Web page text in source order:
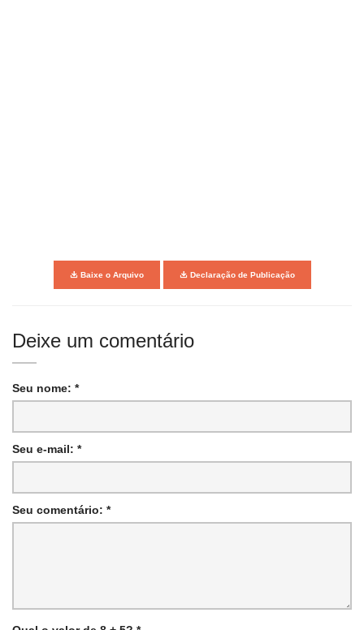
Baixe o Arquivo Declaração de Publicação
Deixe um comentário
Seu nome: *
Seu e-mail: *
Seu comentário: *